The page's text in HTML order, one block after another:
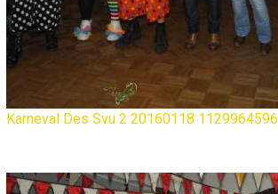
Karneval Des Svu 2 20160118 1129964596